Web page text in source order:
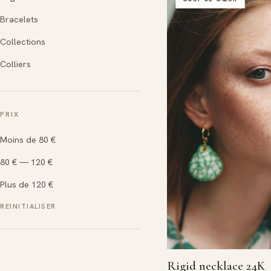
Bracelets
Collections
Colliers
PRIX
Moins de 80 €
80 € — 120 €
Plus de 120 €
REINITIALISER
Rigid necklace 24K